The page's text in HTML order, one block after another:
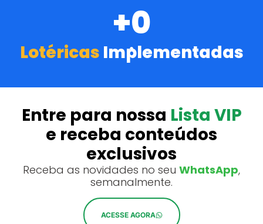
•
+0
Lotéricas Implementadas
Entre para nossa Lista VIP
e receba conteúdos
exclusivos
Receba as novidades no seu WhatsApp,
semanalmente.
ACESSE AGORA